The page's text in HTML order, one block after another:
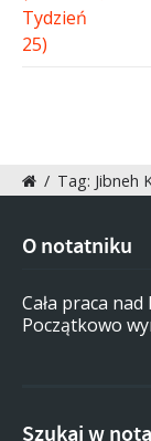
/ Tag: Jibneh
O notatniku
Cała praca
Początkowo
Szukaj w